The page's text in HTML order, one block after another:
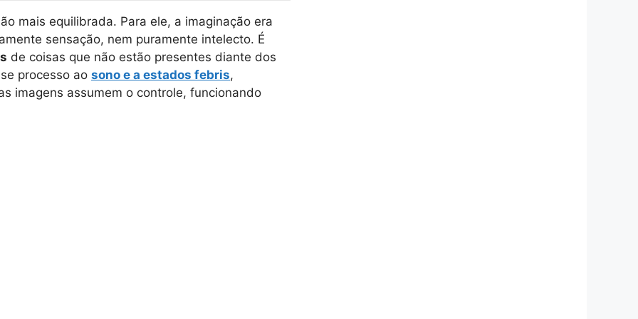
mais equilibrada. Para ele, a imaginação era
sensação, nem puramente intelecto. É
de coisas que não estão presentes diante dos
processo ao sono e a estados febris,
imagens assumem o controle, funcionando